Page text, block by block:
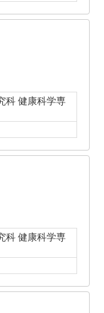
科 健康科学専
科 健康科学専